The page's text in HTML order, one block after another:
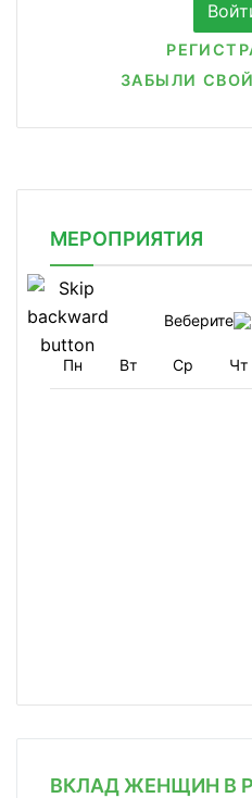
ЗАБЫЛИ
МЕРОПРИЯТИЯ
Веберите
Пн Вт Ср Чт
ВКЛАД ЖЕНЩИН В